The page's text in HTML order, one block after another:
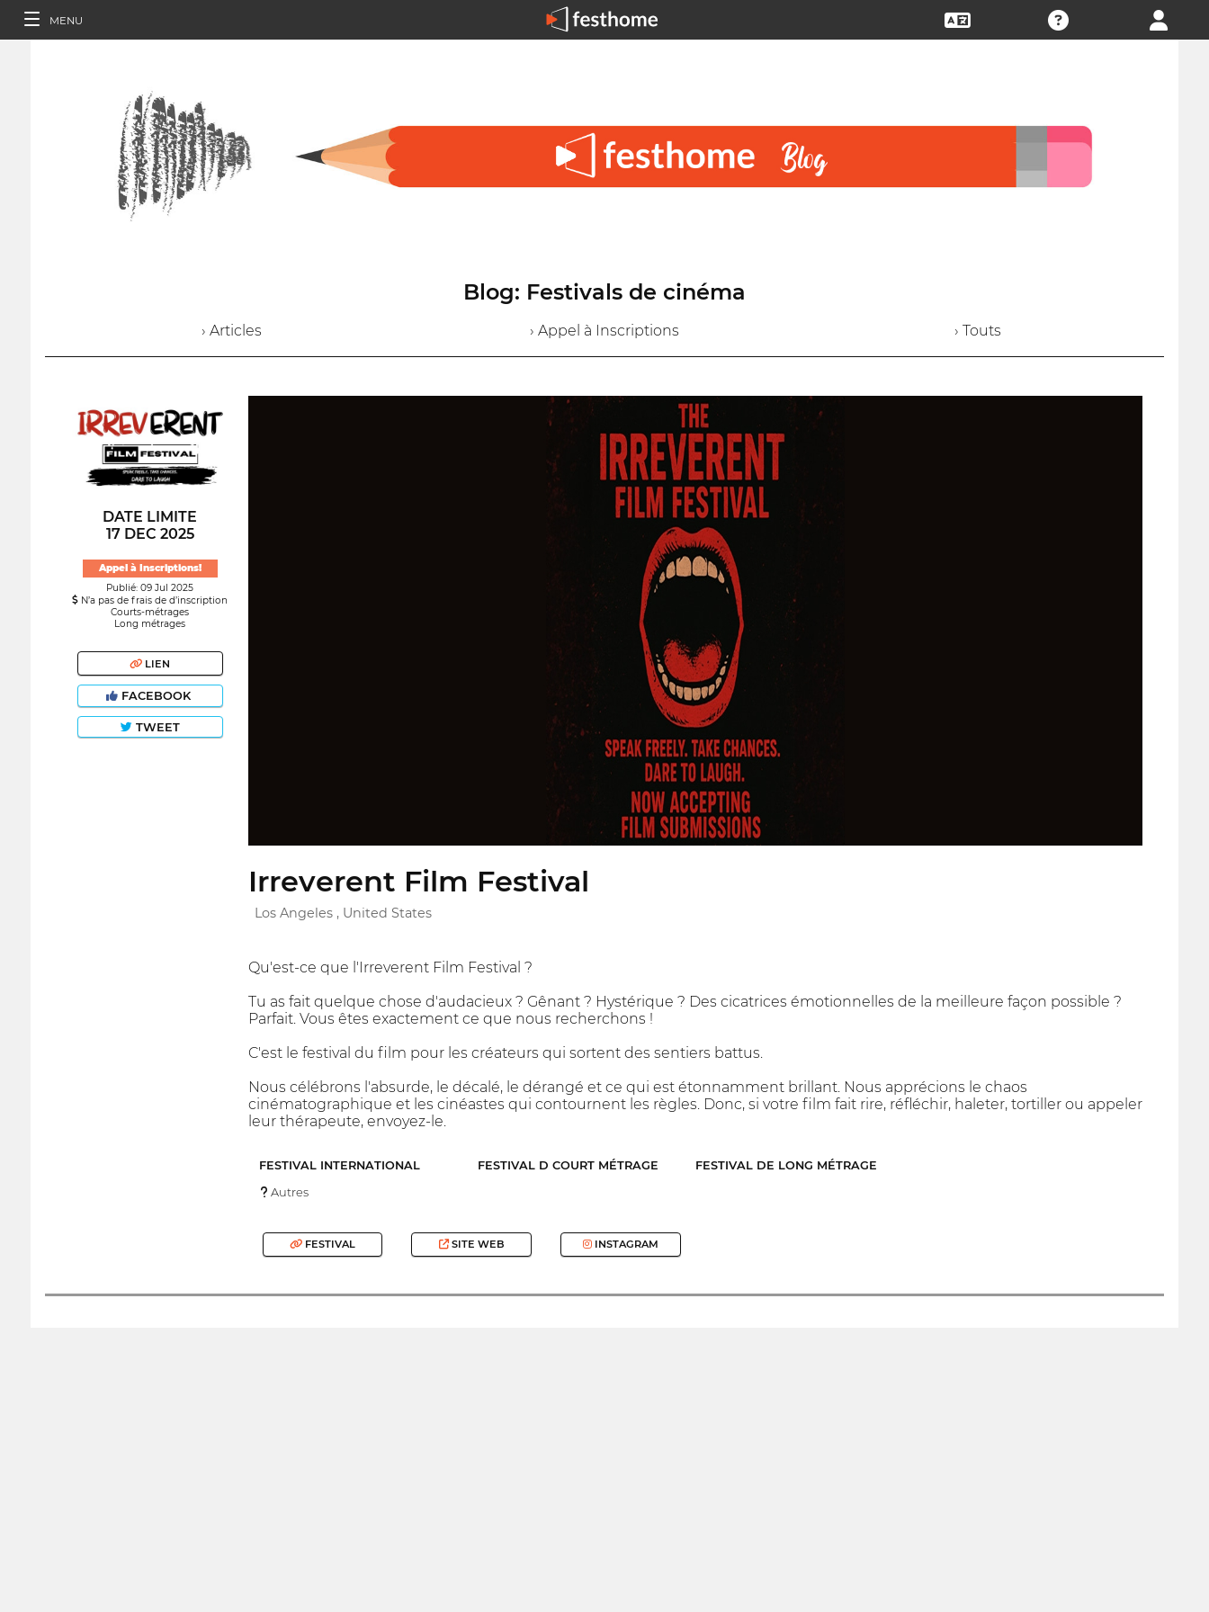
MENU
Blog: Festivals de cinéma
› Articles › Appel à Inscriptions › Touts
DATE LIMITE
17 DEC 2025
Appel à Inscriptions!
Publié: 09 Jul 2025
N’a pas de frais de d’inscription
Courts-métrages
Long métrages
LIEN
FACEBOOK
TWEET
Irreverent Film Festival
Los Angeles , United States
Qu'est-ce que l'Irreverent Film Festival ?
Tu as fait quelque chose d'audacieux ? Gênant ? Hystérique ? Des cicatrices émotionnelles de la meilleure façon possible ?
Parfait. Vous êtes exactement ce que nous recherchons !
C'est le festival du film pour les créateurs qui sortent des sentiers battus.
Nous célébrons l'absurde, le décalé, le dérangé et ce qui est étonnamment brillant. Nous apprécions le chaos
cinématographique et les cinéastes qui contournent les règles. Donc, si votre film fait rire, réfléchir, haleter, tortiller ou appeler
leur thérapeute, envoyez-le.
FESTIVAL INTERNATIONAL FESTIVAL D COURT MÉTRAGE FESTIVAL DE LONG MÉTRAGE
Autres
FESTIVAL SITE WEB INSTAGRAM